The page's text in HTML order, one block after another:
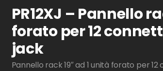
PR12XJ – Pannello
forato per 12
jack
Pannello rack 19″ ad 1 unità forato per